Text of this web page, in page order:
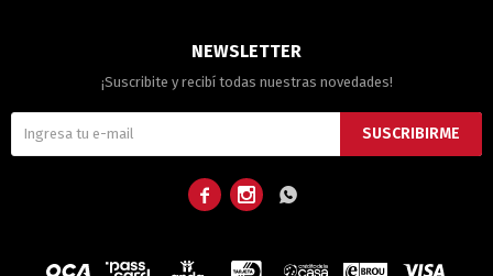
NEWSLETTER
¡Suscribite y recibí todas nuestras novedades!
SUSCRIBIRME
  